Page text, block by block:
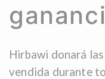
Hirbawi donará
vendida durante